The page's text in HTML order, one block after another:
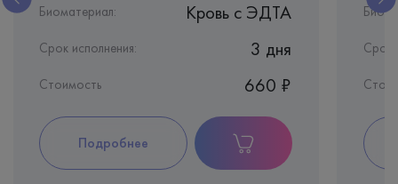
Биоматериал: Кровь c ЭДТА
Срок исполнения: 3 дня
Стоимость 660 ₽
Подробнее
Срок